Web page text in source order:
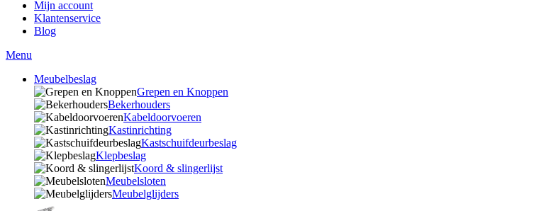
Mijn account
Klantenservice
Blog
Menu
Meubelbeslag
Grepen en Knoppen
Bekerhouders
Kabeldoorvoeren
Kastinrichting
Kastschuifdeurbeslag
Klepbeslag
Koord & slingerlijst
Meubelsloten
Meubelglijders